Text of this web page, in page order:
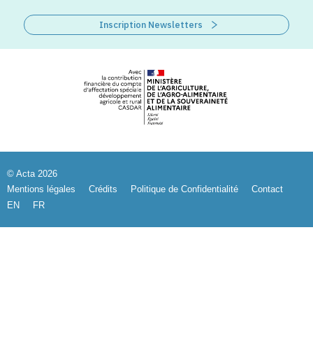
Inscription Newsletters
© Acta 2026
Mentions légales
Crédits Politique de Confidentialité
Contact
EN
FR